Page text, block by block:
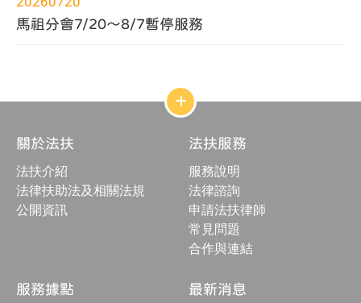
馬祖分會7/20～8/7暫停服務
網
站
結
構
合
按
鈕
關於法扶
法扶介紹
法律扶助法及相關法規
公開資訊
法扶服務
服務說明
法律諮詢
申請法扶律師
常見問題
合作與連結
服務據點 最新消息